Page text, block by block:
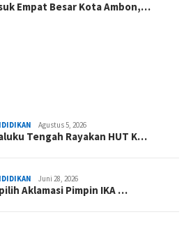
Empat Besar Kota Ambon,…
Agustus 5, 2026
Tengah Rayakan HUT K…
Juni 28, 2026
Aklamasi Pimpin IKA …